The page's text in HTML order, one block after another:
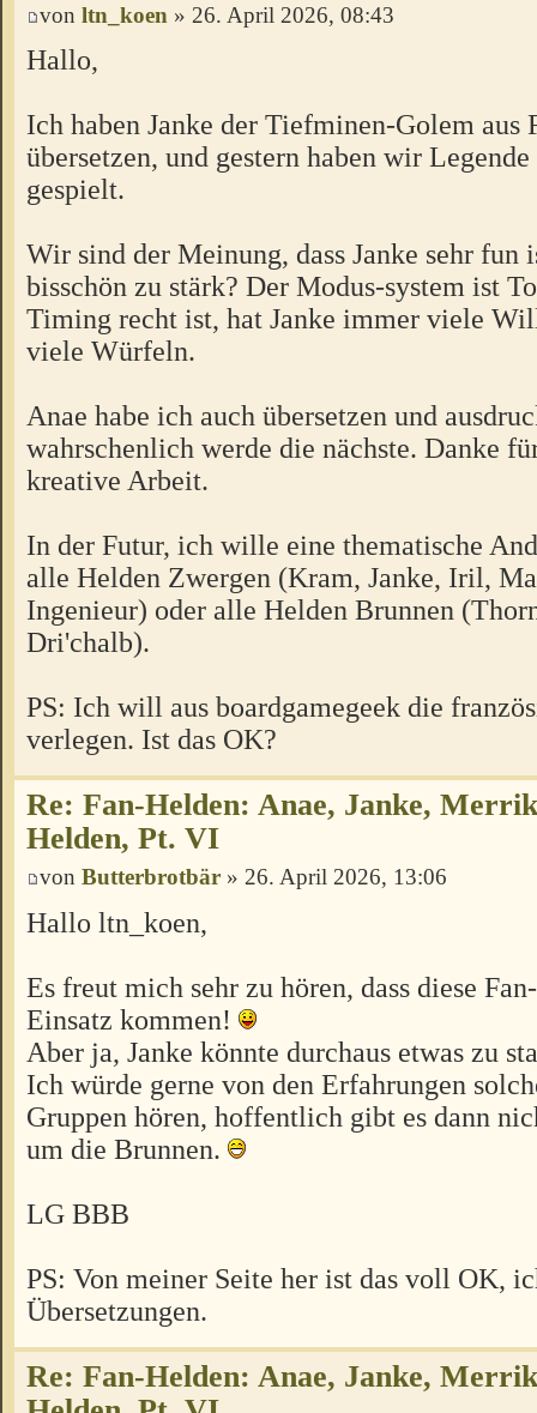
von ltn_koen » 26. April 2026, 08:43
Hallo,
Ich haben Janke der Tiefminen-Golem aus
übersetzen, und gestern haben wir
gespielt.
Wir sind der Meinung, dass Janke sehr fun
bisschön zu stärk? Der Modus-system ist
Timing recht ist, hat Janke immer viele
viele Würfeln.
Anae habe ich auch übersetzen und
wahrschenlich werde die nächste. Danke
kreative Arbeit.
In der Futur, ich wille eine thematische
alle Helden Zwergen (Kram, Janke, Iril,
Ingenieur) oder alle Helden Brunnen
Dri'chalb).
PS: Ich will aus boardgamegeek die
verlegen. Ist das OK?
Re: Fan-Helden: Anae, Janke,
Helden, Pt. VI
von Butterbrotbär » 26. April 2026, 13:06
Hallo ltn_koen,
Es freut mich sehr zu hören, dass diese
Einsatz kommen!
Aber ja, Janke könnte durchaus etwas zu
Ich würde gerne von den Erfahrungen
Gruppen hören, hoffentlich gibt es dann
um die Brunnen.
LG BBB
PS: Von meiner Seite her ist das voll OK,
Übersetzungen.
Re: Fan-Helden: Anae, Janke,